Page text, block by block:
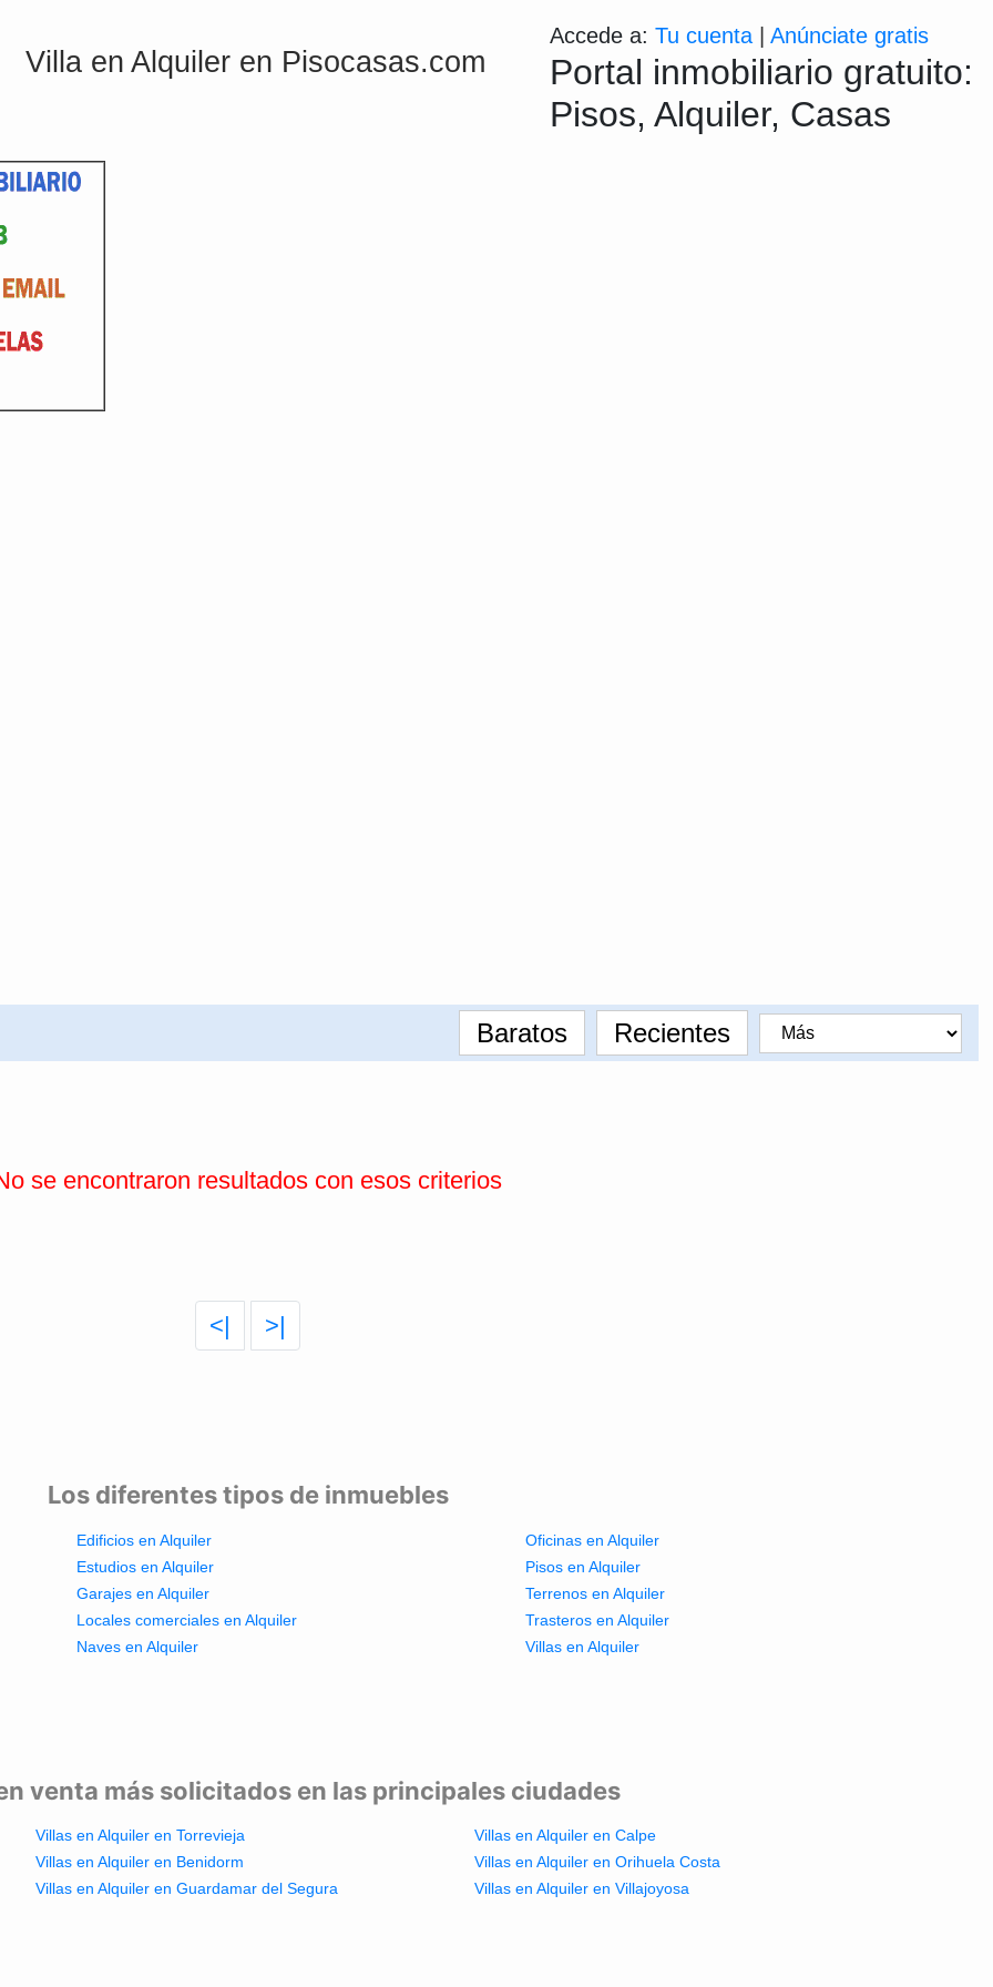
Villa en Alquiler en Pisocasas.com
Accede a: Tu cuenta| Anúnciate gratis
Portal inmobiliario gratuito:
Pisos, Alquiler, Casas
Baratos Recientes
se encontraron resultados con esos criterios
<| >|
Los diferentes tipos de inmuebles
Edificios en Alquiler
Estudios en Alquiler
Garajes en Alquiler
Locales comerciales en Alquiler
Naves en Alquiler
Oficinas en Alquiler
Pisos en Alquiler
Terrenos en Alquiler
Trasteros en Alquiler
Villas en Alquiler
venta más solicitados en las principales ciudades
Villas en Alquiler en Torrevieja
Villas en Alquiler en Benidorm
Villas en Alquiler en Guardamar del Segura
Villas en Alquiler en Calpe
Villas en Alquiler en Orihuela Costa
Villas en Alquiler en Villajoyosa